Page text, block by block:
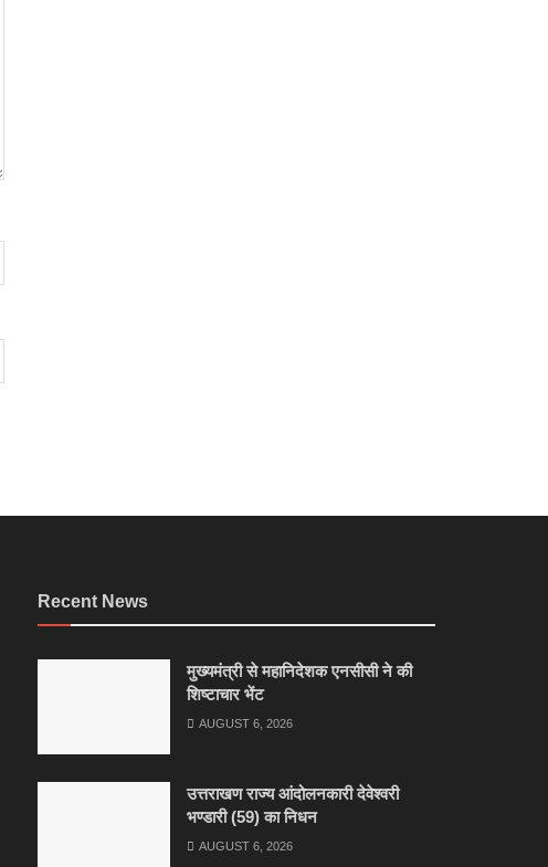
Recent News
मुख्यमंत्री से महानिदेशक एनसीसी ने की
शिष्टाचार भेंट
AUGUST 6, 2026
उत्तराखण राज्य आंदोलनकारी देवेश्वरी
भण्डारी (59) का निधन
AUGUST 6, 2026